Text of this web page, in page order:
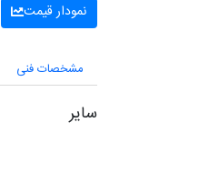
نمودار قیمت
مشخصات فنی
سایر